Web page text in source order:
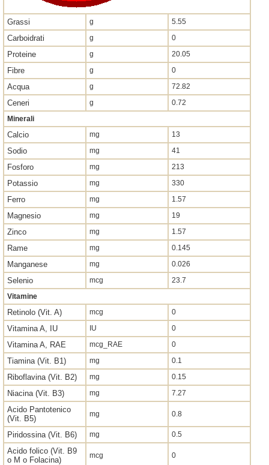
Grassi g 5.55
Carboidrati g 0
Proteine g 20.05
Fibre g 0
Acqua g 72.82
Ceneri g
0.72
Minerali
Calcio mg 13
Sodio mg 41
Fosforo mg 213
Potassio mg 330
Ferro mg 1.57
Magnesio mg 19
Zinco mg 1.57
Rame mg 0.145
Manganese mg 0.026
Selenio mcg
23.7
Vitamine
Retinolo (Vit. A) mcg 0
Vitamina A, IU IU 0
Vitamina A, RAE mcg_RAE 0
Tiamina (Vit. B1) mg 0.1
Riboflavina (Vit. B2) mg 0.15
Niacina (Vit. B3) mg 7.27
Acido Pantotenico
(Vit. B5)
mg 0.8
Piridossina (Vit. B6) mg 0.5
Acido folico (Vit. B9
o M o Folacina)
mcg 0